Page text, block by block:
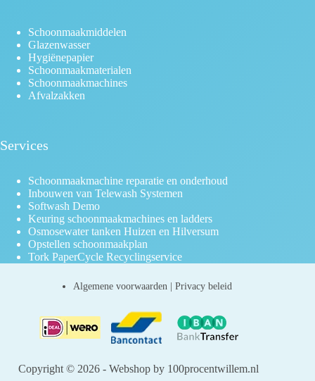
Schoonmaakmiddelen
Glazenwasser
Hygiënepapier
Schoonmaakmaterialen
Schoonmaakmachines
Afvalzakken
Services
Schoonmaakmachine reparatie en onderhoud
Inbouwen van Telewash Systemen
Softwash Demo
Keuring schoonmaakmachines en ladders
Osmosewater tanken Huizen en Hilversum
Opstellen schoonmaakplan
Tork PaperCycle Recyclingservice
Algemene voorwaarden |Privacy beleid
Copyright © 2026 - Webshop by 100procentwillem.nl